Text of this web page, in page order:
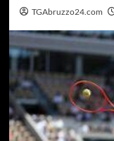
TGAbruzzo24.com